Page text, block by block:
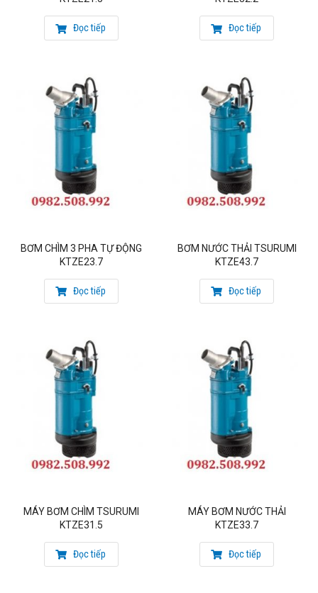
Hotline: 0982.508.992
Email: matraquocte10@gmail.com
nguồn gốc (CO), chất lượng (CQ) và danh mục đóng gói hàng
hóa (packing list)
Sản phẩm liên quan:
Bơm hố móng tự động KTZE32.2
Đọc tiếp Đọc tiếp
BƠM CHÌM 3 PHA TỰ ĐỘNG
KTZE23.7
Đọc tiếp
BƠM NƯỚC THẢI TSURUMI
KTZE43.7
Đọc tiếp
MÁY BƠM CHÌM TSURUMI
KTZE31.5
Đọc tiếp
MÁY BƠM NƯỚC THẢI
KTZE33.7
Đọc tiếp